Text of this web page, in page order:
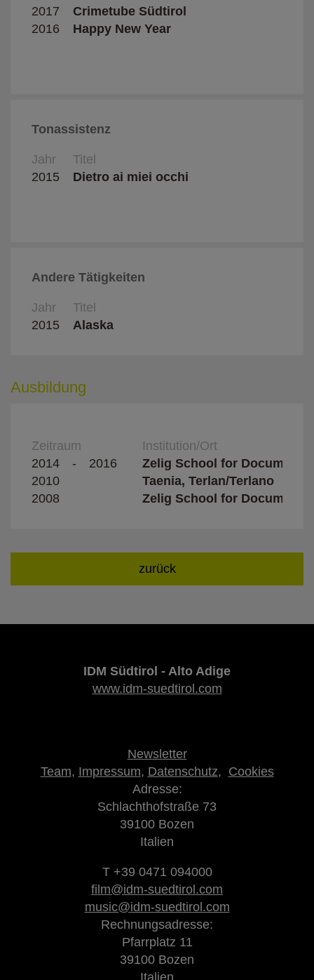
zurück
2017
Crimetube Südtirol
2016
Happy New Year
Tonassistenz
Jahr Titel
2015
Dietro ai miei occhi
Andere Tätigkeiten
Jahr Titel
2015
Alaska
Ausbildung
Zeitraum
Institution/Ort
2014
- 2016
Zelig School for
2010
Taenia, Terlan/Terlano
2008
Zelig School for
IDM Südtirol - Alto Adige
www.idm-suedtirol.com
Newsletter
Team, Impressum, Datenschutz, Cookies
Adresse:
Schlachthofstraße 73
39100 Bozen
Italien
T +39 0471 094000
film@idm-suedtirol.com
music@idm-suedtirol.com
Rechnungsadresse:
Pfarrplatz 11
39100 Bozen
Italien